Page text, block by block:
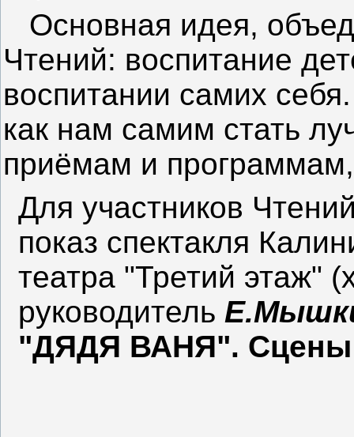
Основная идея,
Чтений: воспитание
воспитании самих
как нам самим стать
приёмам и
Для участников
показ спектакля
театра "Третий этаж"
руководитель
"ДЯДЯ ВАНЯ". Сцены